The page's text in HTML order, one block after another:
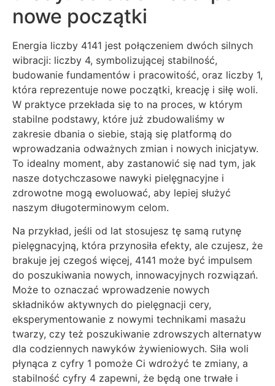
nowe początki
Energia liczby 4141 jest połączeniem dwóch silnych
wibracji: liczby 4, symbolizującej stabilność,
budowanie fundamentów i pracowitość, oraz liczby 1,
która reprezentuje nowe początki, kreację i siłę woli.
W praktyce przekłada się to na proces, w którym
stabilne podstawy, które już zbudowaliśmy w
zakresie dbania o siebie, stają się platformą do
wprowadzania odważnych zmian i nowych inicjatyw.
To idealny moment, aby zastanowić się nad tym, jak
nasze dotychczasowe nawyki pielęgnacyjne i
zdrowotne mogą ewoluować, aby lepiej służyć
naszym długoterminowym celom.
Na przykład, jeśli od lat stosujesz tę samą rutynę
pielęgnacyjną, która przynosiła efekty, ale czujesz, że
brakuje jej czegoś więcej, 4141 może być impulsem
do poszukiwania nowych, innowacyjnych rozwiązań.
Może to oznaczać wprowadzenie nowych
składników aktywnych do pielęgnacji cery,
eksperymentowanie z nowymi technikami masażu
twarzy, czy też poszukiwanie zdrowszych alternatyw
dla codziennych nawyków żywieniowych. Siła woli
płynąca z cyfry 1 pomoże Ci wdrożyć te zmiany, a
stabilność cyfry 4 zapewni, że będą one trwałe i